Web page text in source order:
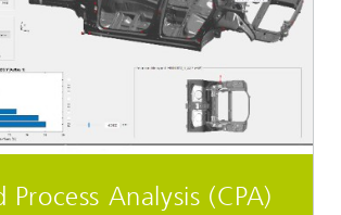
Process Analysis (CPA)